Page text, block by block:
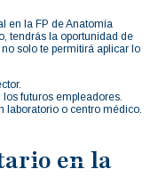
en la FP de Anatomía
tendrás la oportunidad de
solo te permitirá aplicar lo
futuros empleadores.
laboratorio o centro médico.
en la